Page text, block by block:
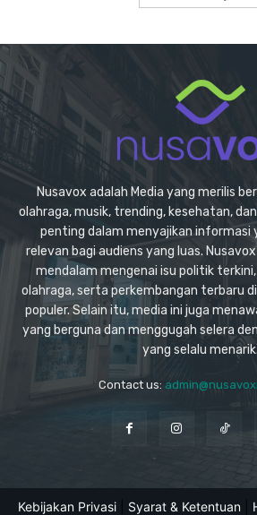
Nusavox adalah Media yang merilis
olahraga, musik, trending, kesehatan,
penting dalam menyajikan informasi
relevan bagi audiens yang luas.
mendalam mengenai isu politik
olahraga, serta perkembangan terbaru
populer. Selain itu, media ini juga
yang berguna dan menggugah selera
yang selalu
Contact us:
Kebijakan Privasi Syarat & Ketentuan